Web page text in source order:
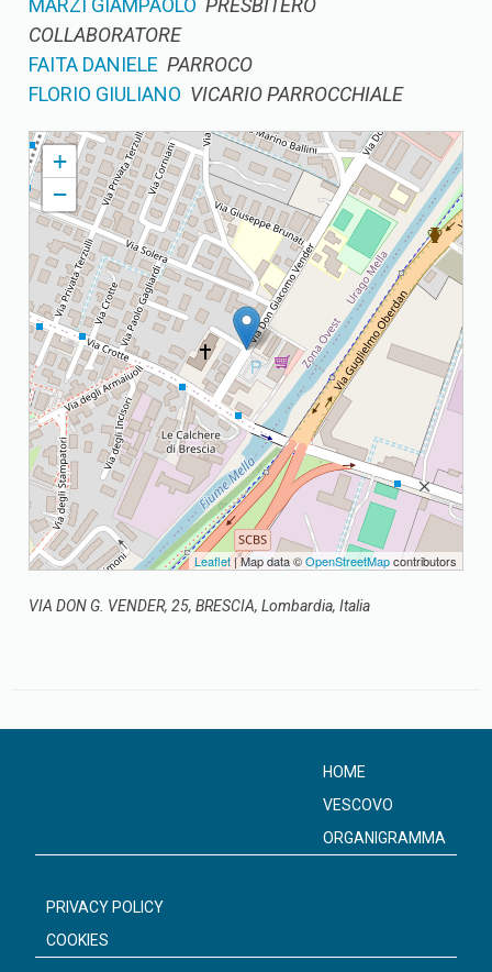
MARZI GIAMPAOLO PRESBITERO
COLLABORATORE
FAITA DANIELE PARROCO
FLORIO GIULIANO VICARIO PARROCCHIALE
SANTO SPIRITO PARROCCHIA SANTO SPIRITO
+
−
Leaflet| Map data ©OpenStreetMapcontributors
VIA DON G. VENDER, 25, BRESCIA, Lombardia, Italia
HOME
VESCOVO
ORGANIGRAMMA
PRIVACY POLICY
COOKIES